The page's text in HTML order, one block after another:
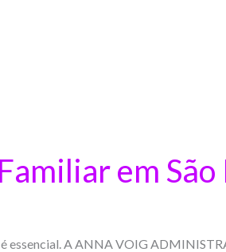
em São
essencial. A ANNA VOIG